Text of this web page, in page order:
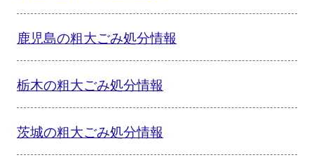
鹿児島の粗大ごみ処分情報
栃木の粗大ごみ処分情報
茨城の粗大ごみ処分情報